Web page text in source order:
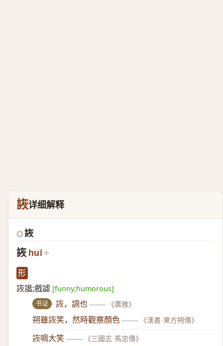
詼详细解释
◎ 詼
詼 huī
形
詼諧;戲謔 [funny;humorous]
书证 詼，調也 —— 《廣雅》
朔雖詼笑，然時觀察顏色 —— 《漢書·東方朔傳》
詼啁大笑 —— 《三國志·馬忠傳》